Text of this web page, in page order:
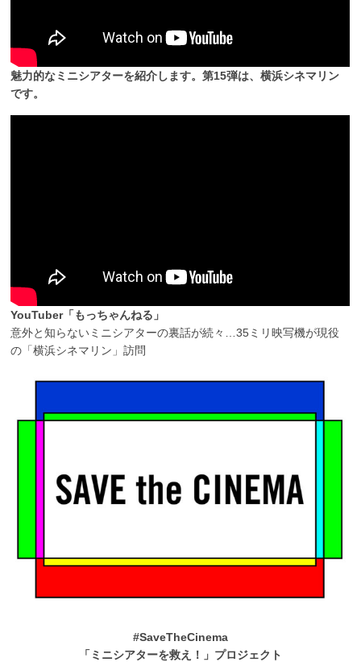
魅力的なミニシアターを紹介します。第15弾は、横浜シネマリン
です。
YouTuber「もっちゃんねる」
意外と知らないミニシアターの裏話が続々…35ミリ映写機が現役
の「横浜シネマリン」訪問
#SaveTheCinema
「ミニシアターを救え！」プロジェクト